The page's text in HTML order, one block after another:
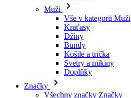
Muži
Vše v kategorii Muži
Kraťasy
Džíny
Bundy
Košile a trička
Svetry a mikiny
Doplňky
Značky
Všechny značky Značky